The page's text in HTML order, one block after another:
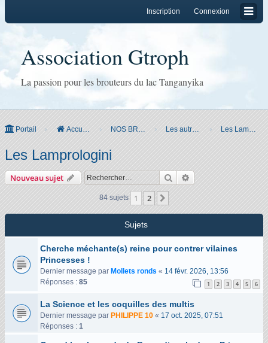
Connexion
Inscription
Association Gtroph
La passion pour les brouteurs du lac Tanganyika
Portail Accueil du forum NOS BROUTEURS & CO Les autres Cichlidés Les Lamprologini
Les Lamprologini
Nouveau sujet Rechercher
84 sujets 1 2
Sujets
Cherche méchante(s) reine pour contrer vilaines
Princesses !
Dernier message par Mollets ronds « 14 févr. 2026, 13:56
Réponses : 85 1 2 3 4 5 6
La Science et les coquilles des multis
Dernier message par PHILIPPE 10 « 17 oct. 2025, 07:51
Réponses : 1